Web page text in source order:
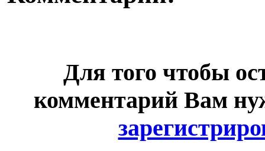
Для того чтобы
комментарий Вам